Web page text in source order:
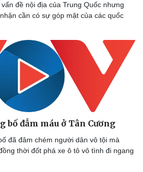
đề nội địa của Trung Quốc nhưng
cần có sự góp mặt của các quốc
bố đẫm máu ở Tân Cương
đã đâm chém người dân vô tội mà
thời đốt phá xe ô tô vô tình đi ngang